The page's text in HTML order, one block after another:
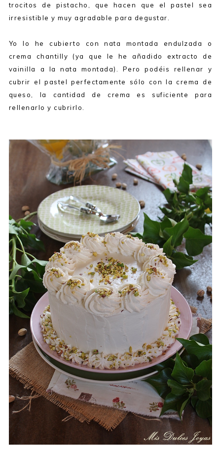
trocitos de pistacho, que hacen que el pastel sea
irresistible y muy agradable para degustar.
Yo lo he cubierto con nata montada endulzada o
crema chantilly (ya que le he añadido extracto de
vainilla a la nata montada). Pero podéis rellenar y
cubrir el pastel perfectamente sólo con la crema de
queso, la cantidad de crema es suficiente para
rellenarlo y cubrirlo.